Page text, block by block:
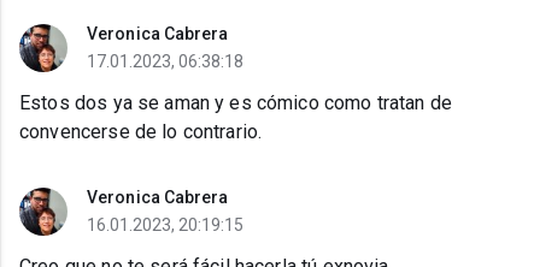
Veronica Cabrera
17.01.2023, 06:38:18
Estos dos ya se aman y es cómico como tratan de
convencerse de lo contrario.
Veronica Cabrera
16.01.2023, 20:19:15